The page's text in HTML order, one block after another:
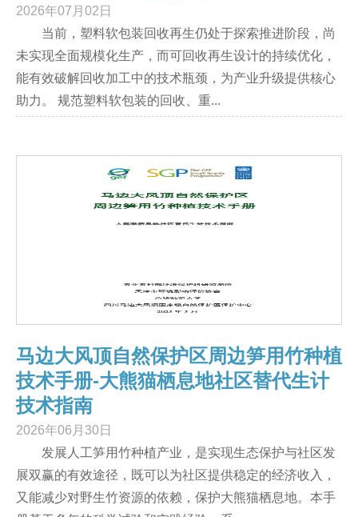
2026年07月02日
当前，塑料软包装回收再生仍处于探索推进阶段，尚
未实现全面规模化生产，而可回收再生设计的持续优化，
能有效破解回收加工中的技术瓶颈，为产业升级提供核心
助力。 规范塑料软包装的回收、重...
马边大风顶自然保护区周边笋用竹种植
技术手册-大熊猫栖息地社区替代生计
技术指南
2026年06月30日
发展人工笋用竹种植产业，是实现生态保护与社区发
展双赢的有效途径，既可以为社区提供稳定的经济收入，
又能减少对野生竹资源的依赖，保护大熊猫栖息地。本手